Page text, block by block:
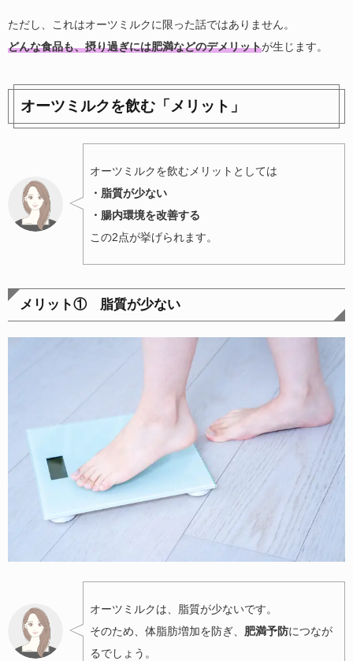
ただし、これはオーツミルクに限った話ではありません。
どんな食品も、摂り過ぎには肥満などのデメリットが生じます。
オーツミルクを飲む「メリット」
オーツミルクを飲むメリットとしては
・脂質が少ない
・腸内環境を改善する
この2点が挙げられます。
メリット① 脂質が少ない
オーツミルクは、脂質が少ないです。
そのため、体脂肪増加を防ぎ、 肥満予防につなが
るでしょう。